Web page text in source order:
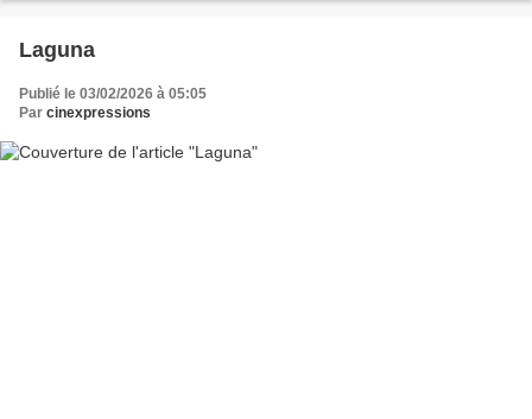
Laguna
Publié le 03/02/2026 à 05:05
Par cinexpressions